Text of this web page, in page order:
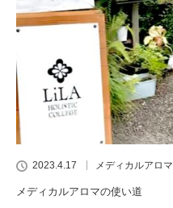
2023.4.17 メディカルアロマ
メディカルアロマの使い道